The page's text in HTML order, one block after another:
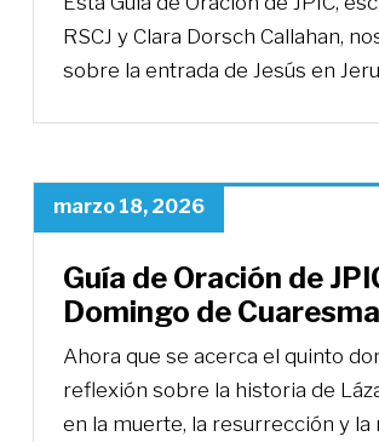
RSCJ y Clara Dorsch Callahan,
sobre la entrada de Jesús en
marzo 18, 2026
Guía de Oración de
Domingo de
Ahora que se acerca el quinto
reflexión sobre la historia de
en la muerte, la resurrección y la